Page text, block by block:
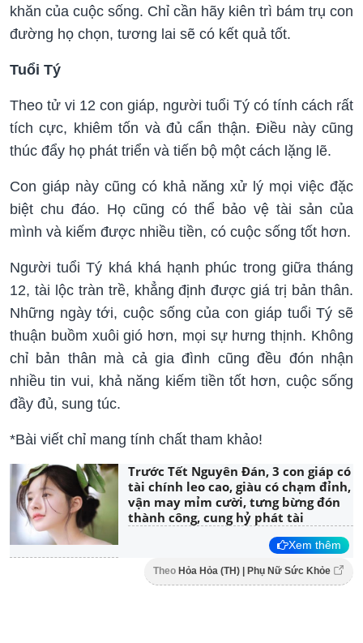
khăn của cuộc sống. Chỉ cần hãy kiên trì bám trụ con
đường họ chọn, tương lai sẽ có kết quả tốt.
Tuổi Tý
Theo tử vi 12 con giáp, người tuổi Tý có tính cách rất
tích cực, khiêm tốn và đủ cẩn thận. Điều này cũng
thúc đẩy họ phát triển và tiến bộ một cách lặng lẽ.
Con giáp này cũng có khả năng xử lý mọi việc đặc
biệt chu đáo. Họ cũng có thể bảo vệ tài sản của
mình và kiếm được nhiều tiền, có cuộc sống tốt hơn.
Người tuổi Tý khá khá hạnh phúc trong giữa tháng
12, tài lộc tràn trề, khẳng định được giá trị bản thân.
Những ngày tới, cuộc sống của con giáp tuổi Tý sẽ
thuận buồm xuôi gió hơn, mọi sự hưng thịnh. Không
chỉ bản thân mà cả gia đình cũng đều đón nhận
nhiều tin vui, khả năng kiếm tiền tốt hơn, cuộc sống
đầy đủ, sung túc.
*Bài viết chỉ mang tính chất tham khảo!
Trước Tết Nguyên Đán, 3 con giáp có
tài chính leo cao, giàu có chạm đỉnh,
vận may mỉm cười, tưng bừng đón
thành công, cung hỷ phát tài
Xem thêm
Theo Hỏa Hỏa (TH) | Phụ Nữ Sức Khỏe